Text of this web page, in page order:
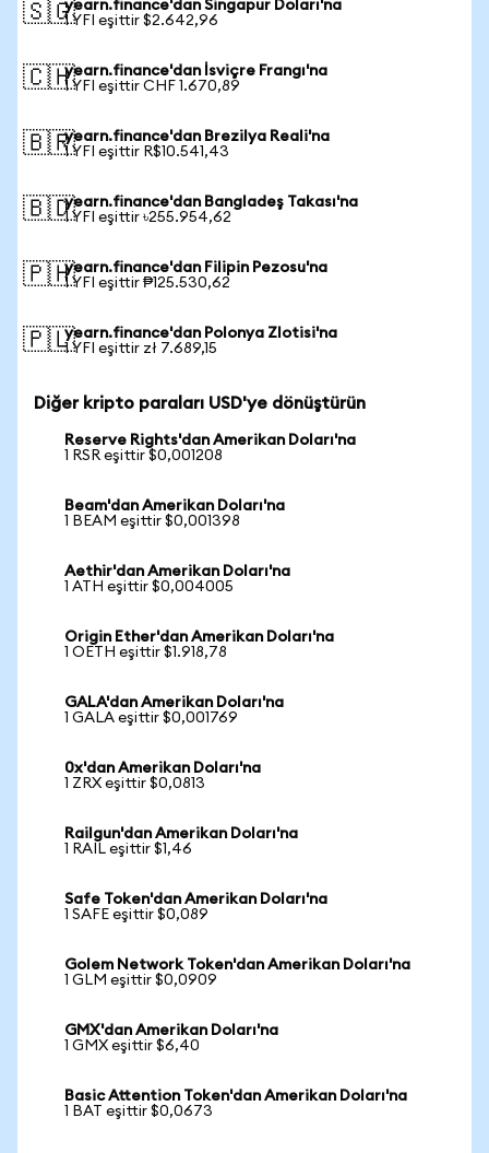
🇸🇬yearn.finance'dan Singapur Doları'na
1 YFI eşittir $2.642,96
🇨🇭yearn.finance'dan İsviçre Frangı'na
1 YFI eşittir CHF 1.670,89
🇧🇷yearn.finance'dan Brezilya Reali'na
1 YFI eşittir R$10.541,43
🇧🇩yearn.finance'dan Bangladeş Takası'na
1 YFI eşittir ৳255.954,62
🇵🇭yearn.finance'dan Filipin Pezosu'na
1 YFI eşittir ₱125.530,62
🇵🇱yearn.finance'dan Polonya Zlotisi'na
1 YFI eşittir zł 7.689,15
Diğer kripto paraları USD'ye dönüştürün
Reserve Rights'dan Amerikan Doları'na
1 RSR eşittir $0,001208
Beam'dan Amerikan Doları'na
1 BEAM eşittir $0,001398
Aethir'dan Amerikan Doları'na
1 ATH eşittir $0,004005
Origin Ether'dan Amerikan Doları'na
1 OETH eşittir $1.918,78
GALA'dan Amerikan Doları'na
1 GALA eşittir $0,001769
0x'dan Amerikan Doları'na
1 ZRX eşittir $0,0813
Railgun'dan Amerikan Doları'na
1 RAIL eşittir $1,46
Safe Token'dan Amerikan Doları'na
1 SAFE eşittir $0,089
Golem Network Token'dan Amerikan Doları'na
1 GLM eşittir $0,0909
GMX'dan Amerikan Doları'na
1 GMX eşittir $6,40
Basic Attention Token'dan Amerikan Doları'na
1 BAT eşittir $0,0673